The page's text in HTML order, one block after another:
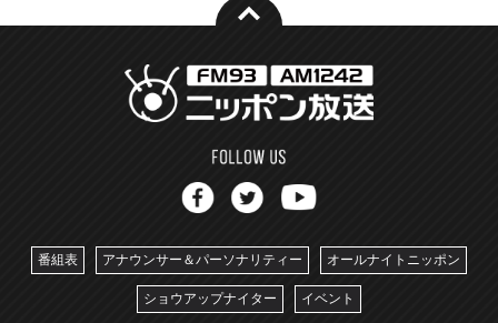
番組表 アナウンサー＆パーソナリティー オールナイトニッポン
ショウアップナイター イベント